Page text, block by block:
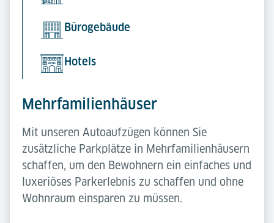
Bürogebäude
Hotels
Mehrfamilienhäuser
Mit unseren Autoaufzügen können Sie
zusätzliche Parkplätze in Mehrfamilienhäusern
schaffen, um den Bewohnern ein einfaches und
luxeriöses Parkerlebnis zu schaffen und ohne
Wohnraum einsparen zu müssen.